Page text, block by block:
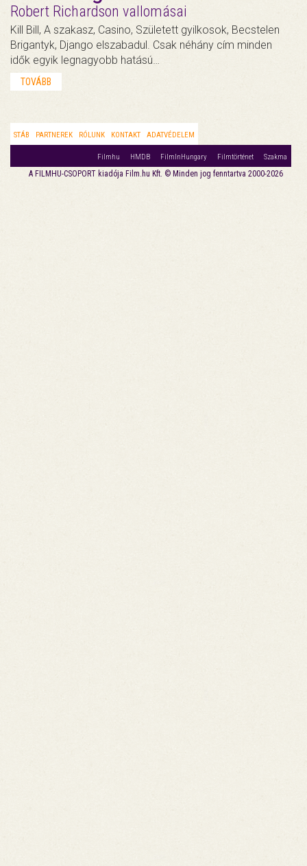
Robert Richardson vallomásai
Kill Bill, A szakasz, Casino, Született gyilkosok, Becstelen
Brigantyk, Django elszabadul. Csak néhány cím minden
idők egyik legnagyobb hatású…
TOVÁBB
STÁB PARTNEREK RÓLUNK KONTAKT ADATVÉDELEM
Filmhu HMDB FilmInHungary Filmtörténet Szakma
A FILMHU-CSOPORT kiadója Film.hu Kft. © Minden jog fenntartva 2000-2026